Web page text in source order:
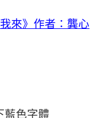
來》作者：龔心
藍色字體